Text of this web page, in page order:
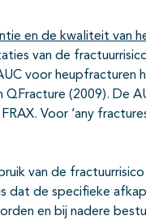
en de kwaliteit van
van de
voor heupfracturen
QFracture (2009). De
Voor ‘any
van de
dat de specifieke
en bij nadere